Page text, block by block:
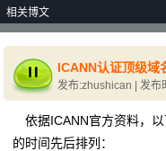
相关博文
ICANN认证顶级域
发布:zhushican | 发布
依据ICANN官方资料，以
的时间先后排列：